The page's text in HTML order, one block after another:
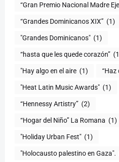
“Gran Premio Nacional Madre
“Grandes Dominicanos XIX” (1)
"Grandes Dominicanos" (1)
"Hay algo en el aire (1) “Haz
"Heat Latin Music Awards" (1)
“Hennessy Artistry” (2)
“Hogar del Niño” La Romana (1)
(1)
"Holocausto palestino en Gaza".